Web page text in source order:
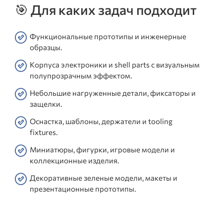
🎯 Для каких задач подходит
Функциональные прототипы и инженерные
образцы.
Корпуса электроники и shell parts с визуальным
полупрозрачным эффектом.
Небольшие нагруженные детали, фиксаторы и
защелки.
Оснастка, шаблоны, держатели и tooling
fixtures.
Миниатюры, фигурки, игровые модели и
коллекционные изделия.
Декоративные зеленые модели, макеты и
презентационные прототипы.